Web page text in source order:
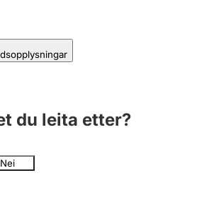
du leita etter?
Nei